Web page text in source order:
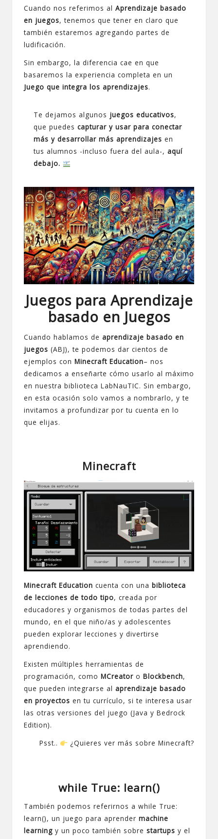
Cuando nos referimos al Aprendizaje basado
en juegos, tenemos que tener en claro que
también estaremos agregando partes de
ludificación.
Sin embargo, la diferencia cae en que
basaremos la experiencia completa en un
Juego que integra los aprendizajes.
Te dejamos algunos juegos educativos,
que puedes capturar y usar para conectar
más y desarrollar más aprendizajes en
tus alumnos -incluso fuera del aula-, aquí
debajo.
Juegos para Aprendizaje
basado en Juegos
Cuando hablamos de aprendizaje basado en
juegos (ABJ), te podemos dar cientos de
ejemplos con Minecraft Education– nos
dedicamos a enseñarte cómo usarlo al máximo
en nuestra biblioteca LabNauTIC. Sin embargo,
en esta ocasión solo vamos a nombrarlo, y te
invitamos a profundizar por tu cuenta en lo
que elijas.
Minecraft
Minecraft Education cuenta con una biblioteca
de lecciones de todo tipo, creada por
educadores y organismos de todas partes del
mundo, en el que niño/as y adolescentes
pueden explorar lecciones y divertirse
aprendiendo.
Existen múltiples herramientas de
programación, como MCreator o Blockbench,
que pueden integrarse al aprendizaje basado
en proyectos en tu currículo, si te interesa usar
las otras versiones del juego (Java y Bedrock
Edition).
Psst..
¿Quieres ver más sobre Minecraft?
while True: learn()
También podemos referirnos a while True:
learn(), un juego para aprender machine
learning y un poco también sobre startups y el